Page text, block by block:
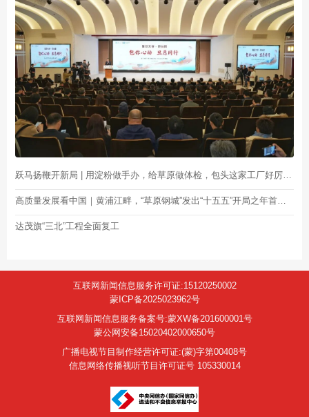
达茂旗“三北”工程全面复工
互联网新闻信息服务许可证:15120250002
蒙ICP备2025023962号
互联网新闻信息服务备案号:蒙XW备201600001号
蒙公网安备15020402000650号
广播电视节目制作经营许可证:(蒙)字第00408号
信息网络传播视听节目许可证号 105330014